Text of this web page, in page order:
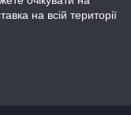
на всій території